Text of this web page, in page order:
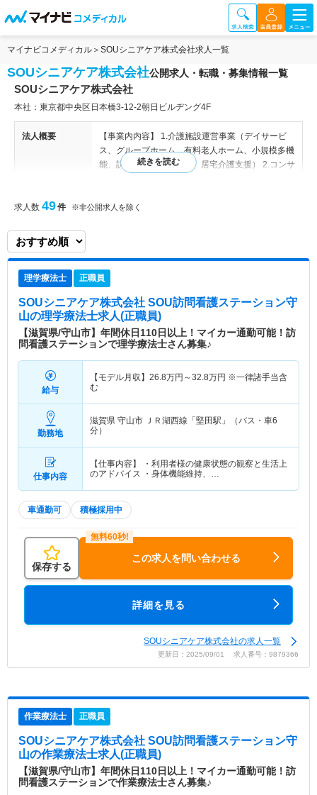
マイナビコメディカル SOUシニアケア株式会社求人一覧
SOUシニアケア株式会社公開求人・転職・募集情報一覧
SOUシニアケア株式会社
本社：東京都中央区日本橋3-12-2朝日ビルヂング4F
法人概要
【事業内内容】 1.介護施設運営事業（デイサービ
ス、グループホーム、有料老人ホーム、小規模多機
能、訪問看護、訪問介護、居宅介護支援） 2.コンサ
るコンサルティング
特色
られるよう、真心こめたサービスを提供されており
求人数 49件 ※非公開求人を除く
理学療法士 正職員
SOUシニアケア株式会社 SOU訪問看護ステーション守
山の理学療法士求人(正職員)
【滋賀県/守山市】年間休日110日以上！マイカー通勤可能！訪
問看護ステーションで理学療法士さん募集♪
給与
【モデル月収】 26.8万円～32.8万円 ※一律諸手当含
む
勤務地
滋賀県 守山市
ＪＲ湖西線「堅田駅」（バス・車6
分）
仕事内容
【仕事内容】 ・利用者様の健康状態の観察と生活上
のアドバイス ・身体機能維持、…
車通勤可 積極採用中
保存する
この求人を問い合わせる
詳細を見る
SOUシニアケア株式会社の求人一覧
更新日：2025/09/01 求人番号：9879366
作業療法士 正職員
SOUシニアケア株式会社 SOU訪問看護ステーション守
山の作業療法士求人(正職員)
【滋賀県/守山市】年間休日110日以上！マイカー通勤可能！訪
問看護ステーションで作業療法士さん募集♪